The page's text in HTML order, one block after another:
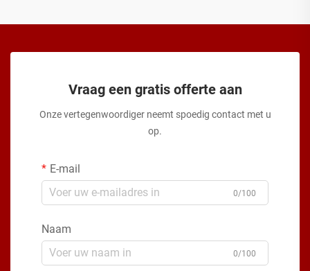
Vraag een gratis offerte aan
Onze vertegenwoordiger neemt spoedig contact met u
op.
E-mail
0/100
Naam
0/100